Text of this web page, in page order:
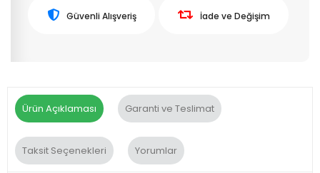
Güvenli Alışveriş İade ve Değişim
Ürün Açıklaması Garanti ve Teslimat
Taksit Seçenekleri Yorumlar